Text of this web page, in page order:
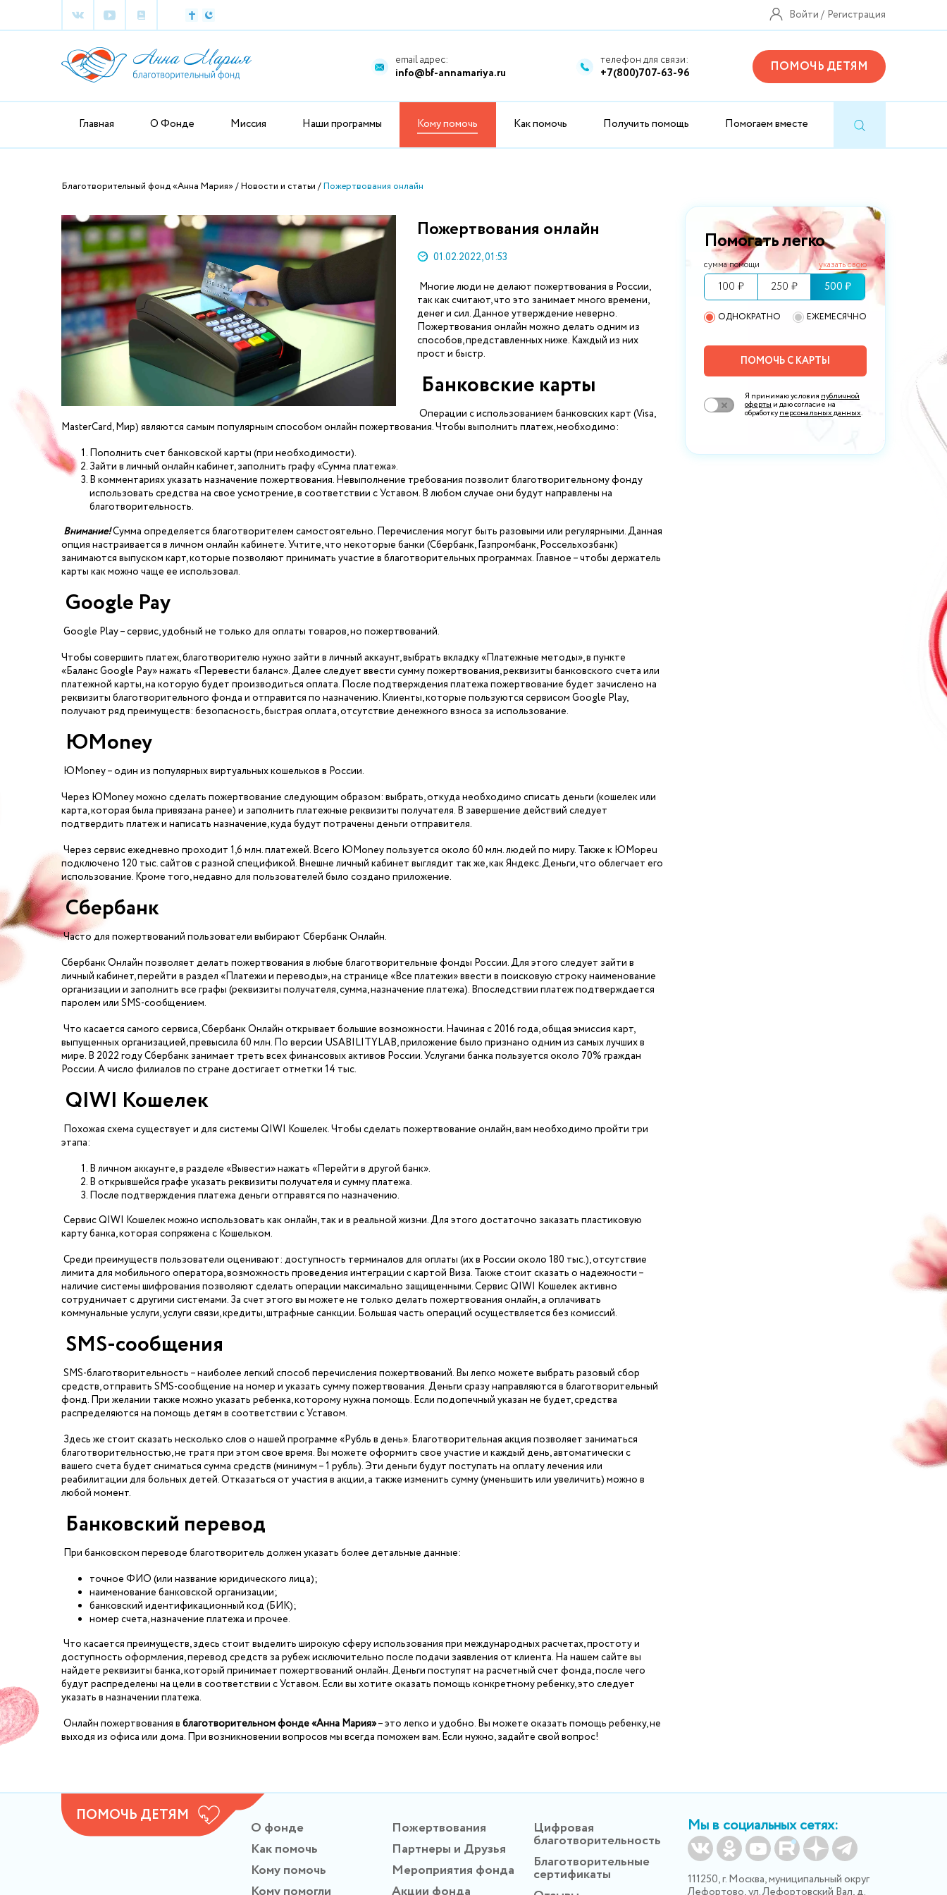
Войти Регистрация
email адрес:
info@bf-annamariya.ru
телефон для связи:
+7(800)707-63-96 ПОМОЧЬ ДЕТЯМ
Главная О Фонде Миссия Наши программы Кому помочь Как помочь Получить помощь Помогаем вместе
Благотворительный фонд «Анна Мария» Новости и статьи Пожертвования онлайн
Помогать легко
сумма помощи указать свою
100 ₽ 250 ₽ 500 ₽
ОДНОКРАТНО ЕЖЕМЕСЯЧНО
ПОМОЧЬ С КАРТЫ
Я принимаю условия публичной
оферты и даю согласие на
обработкуперсональных данных.
Пожертвования онлайн
01.02.2022, 01:53
Многие люди не делают пожертвования в России,
так как считают, что это занимает много времени,
денег и сил. Данное утверждение неверно.
Пожертвования онлайн можно делать одним из
способов, представленных ниже. Каждый из них
прост и быстр.
Банковские карты
Операции с использованием банковских карт (Visa,
MasterCard, Мир) являются самым популярным способом онлайн пожертвования. Чтобы выполнить платеж, необходимо:
Пополнить счет банковской карты (при необходимости).
Зайти в личный онлайн кабинет, заполнить графу «Сумма платежа».
В комментариях указать назначение пожертвования. Невыполнение требования позволит благотворительному фонду
использовать средства на свое усмотрение, в соответствии с Уставом. В любом случае они будут направлены на
благотворительность.
Внимание!Сумма определяется благотворителем самостоятельно. Перечисления могут быть разовыми или регулярными. Данная
опция настраивается в личном онлайн кабинете. Учтите, что некоторые банки (Сбербанк, Газпромбанк, Россельхозбанк)
занимаются выпуском карт, которые позволяют принимать участие в благотворительных программах. Главное – чтобы держатель
карты как можно чаще ее использовал.
Google Pay
Google Play – сервис, удобный не только для оплаты товаров, но пожертвований.
Чтобы совершить платеж, благотворителю нужно зайти в личный аккаунт, выбрать вкладку «Платежные методы», в пункте
«Баланс Google Pay» нажать «Перевести баланс». Далее следует ввести сумму пожертвования, реквизиты банковского счета или
платежной карты, на которую будет производиться оплата. После подтверждения платежа пожертвование будет зачислено на
реквизиты благотворительного фонда и отправится по назначению. Клиенты, которые пользуются сервисом Google Play,
получают ряд преимуществ: безопасность, быстрая оплата, отсутствие денежного взноса за использование.
ЮМоnеу
ЮМоnеу – один из популярных виртуальных кошельков в России.
Через ЮМоnеу можно сделать пожертвование следующим образом: выбрать, откуда необходимо списать деньги (кошелек или
карта, которая была привязана ранее) и заполнить платежные реквизиты получателя. В завершение действий следует
подтвердить платеж и написать назначение, куда будут потрачены деньги отправителя.
Через сервис ежедневно проходит 1,6 млн. платежей. Всего ЮМоnеу пользуется около 60 млн. людей по миру. Также к ЮMopeu
подключено 120 тыс. сайтов с разной спецификой. Внешне личный кабинет выглядит так же, как Яндекс.Деньги, что облегчает его
использование. Кроме того, недавно для пользователей было создано приложение.
Сбербанк
Часто для пожертвований пользователи выбирают Сбербанк Онлайн.
Сбербанк Онлайн позволяет делать пожертвования в любые благотворительные фонды России. Для этого следует зайти в
личный кабинет, перейти в раздел «Платежи и переводы», на странице «Все платежи» ввести в поисковую строку наименование
организации и заполнить все графы (реквизиты получателя, сумма, назначение платежа). Впоследствии платеж подтверждается
паролем или SMS-сообщением.
Что касается самого сервиса, Сбербанк Онлайн открывает большие возможности. Начиная с 2016 года, общая эмиссия карт,
выпущенных организацией, превысила 60 млн. По версии USABILITYLAB, приложение было признано одним из самых лучших в
мире. В 2022 году Сбербанк занимает треть всех финансовых активов России. Услугами банка пользуется около 70% граждан
России. А число филиалов по стране достигает отметки 14 тыс.
QIWI Кошелек
Похожая схема существует и для системы QIWI Кошелек. Чтобы сделать пожертвование онлайн, вам необходимо пройти три
этапа:
В личном аккаунте, в разделе «Вывести» нажать «Перейти в другой банк».
В открывшейся графе указать реквизиты получателя и сумму платежа.
После подтверждения платежа деньги отправятся по назначению.
Сервис QIWI Кошелек можно использовать как онлайн, так и в реальной жизни. Для этого достаточно заказать пластиковую
карту банка, которая сопряжена с Кошельком.
Среди преимуществ пользователи оценивают: доступность терминалов для оплаты (их в России около 180 тыс.), отсутствие
лимита для мобильного оператора, возможность проведения интеграции с картой Виза. Также стоит сказать о надежности –
наличие системы шифрования позволяют сделать операции максимально защищенными. Сервис QIWI Кошелек активно
сотрудничает с другими системами. За счет этого вы можете не только делать пожертвования онлайн, а оплачивать
коммунальные услуги, услуги связи, кредиты, штрафные санкции. Большая часть операций осуществляется без комиссий.
SMS-сообщения
SMS-благотворительность – наиболее легкий способ перечисления пожертвований. Вы легко можете выбрать разовый сбор
средств, отправить SMS-сообщение на номер и указать сумму пожертвования. Деньги сразу направляются в благотворительный
фонд. При желании также можно указать ребенка, которому нужна помощь. Если подопечный указан не будет, средства
распределяются на помощь детям в соответствии с Уставом.
Здесь же стоит сказать несколько слов о нашей программе «Рубль в день». Благотворительная акция позволяет заниматься
благотворительностью, не тратя при этом свое время. Вы можете оформить свое участие и каждый день, автоматически с
вашего счета будет сниматься сумма средств (минимум – 1 рубль). Эти деньги будут поступать на оплату лечения или
реабилитации для больных детей. Отказаться от участия в акции, а также изменить сумму (уменьшить или увеличить) можно в
любой момент.
Банковский перевод
При банковском переводе благотворитель должен указать более детальные данные:
точное ФИО (или название юридического лица);
наименование банковской организации;
банковский идентификационный код (БИК);
номер счета, назначение платежа и прочее.
Что касается преимуществ, здесь стоит выделить широкую сферу использования при международных расчетах, простоту и
доступность оформления, перевод средств за рубеж исключительно после подачи заявления от клиента. На нашем сайте вы
найдете реквизиты банка, который принимает пожертвований онлайн. Деньги поступят на расчетный счет фонда, после чего
будут распределены на цели в соответствии с Уставом. Если вы хотите оказать помощь конкретному ребенку, это следует
указать в назначении платежа.
Онлайн пожертвования в благотворительном фонде «Анна Мария»– это легко и удобно. Вы можете оказать помощь ребенку, не
выходя из офиса или дома. При возникновении вопросов мы всегда поможем вам. Если нужно, задайте свой вопрос!
ПОМОЧЬ ДЕТЯМ
О фонде
Как помочь
Кому помочь
Пожертвования
Партнеры и Друзья
Мероприятия фонда
Цифровая
благотворительность
Благотворительные
сертификаты
Мы в социальных сетях:
111250, г. Москва, муниципальный округ